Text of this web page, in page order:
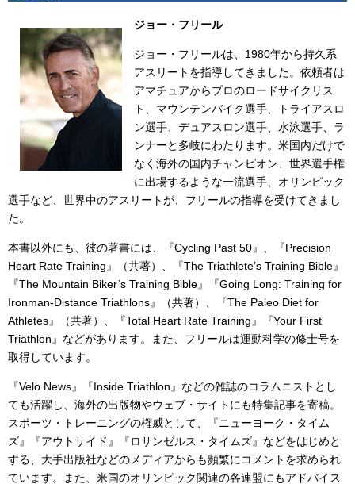
ジョー・フリール
ジョー・フリールは、1980年から持久系
アスリートを指導してきました。依頼者は
アマチュアからプロのロードサイクリス
ト、マウンテンバイク選手、トライアスロ
ン選手、デュアスロン選手、水泳選手、ラ
ンナーと多岐にわたります。米国内だけで
なく海外の国内チャンピオン、世界選手権
に出場するような一流選手、オリンピック
選手など、世界中のアスリートが、フリールの指導を受けてきまし
た。
本書以外にも、彼の著書には、『Cycling Past 50』、『Precision
Heart Rate Training』（共著）、『The Triathlete’s Training Bible』
『The Mountain Biker’s Training Bible』『Going Long: Training for
Ironman-Distance Triathlons』（共著）、『The Paleo Diet for
Athletes』（共著）、『Total Heart Rate Training』『Your First
Triathlon』などがあります。また、フリールは運動科学の修士号を
取得しています。
『Velo News』『Inside Triathlon』などの雑誌のコラムニストとし
ても活躍し、海外の出版物やウェブ・サイトにも特集記事を寄稿。
スポーツ・トレーニングの権威として、『ニューヨーク・タイム
ズ』『アウトサイド』『ロサンゼルス・タイムズ』などをはじめと
する、大手出版社などのメディアからも頻繁にコメントを求められ
ています。また、米国のオリンピック関連の各連盟にもアドバイス